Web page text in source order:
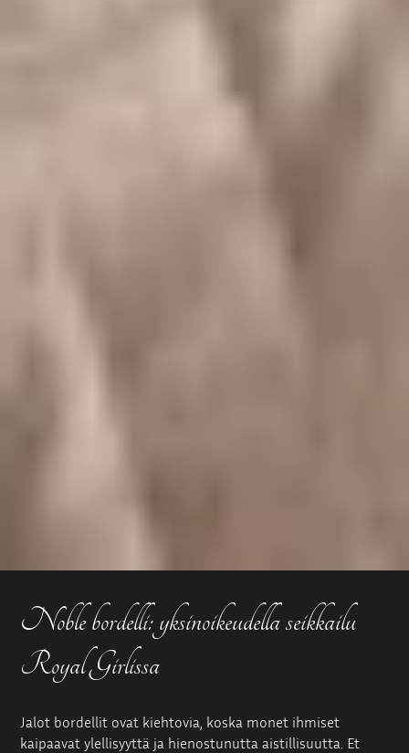
Noble bordelli: yksinoikeudella seikkailu
Royal Girlissa
Jalot bordellit ovat kiehtovia, koska monet ihmiset
kaipaavat ylellisyyttä ja hienostunutta aistillisuutta. Et